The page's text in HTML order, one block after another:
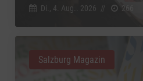
Di., 4. Aug.. 2026 // 266
Salzburg Magazin